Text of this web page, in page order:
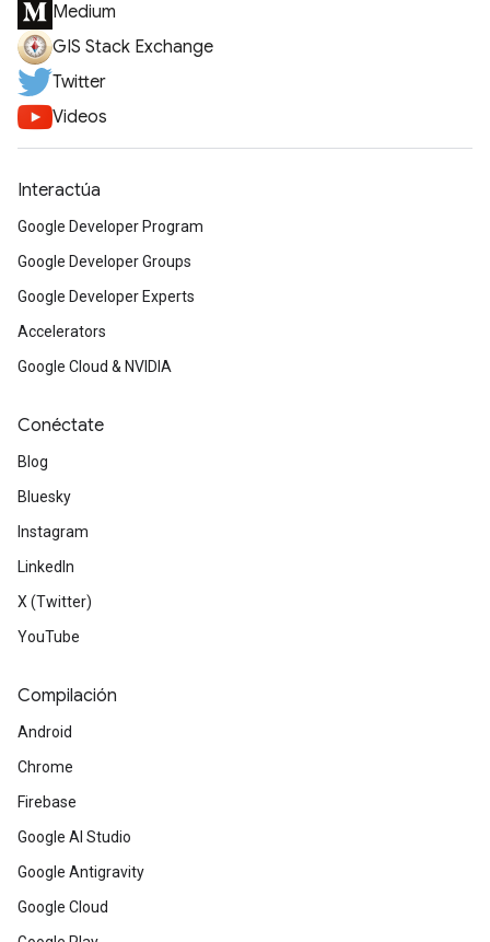
Medium
GIS Stack Exchange
Twitter
Videos
Interactúa
Google Developer Program
Google Developer Groups
Google Developer Experts
Accelerators
Google Cloud & NVIDIA
Conéctate
Blog
Bluesky
Instagram
LinkedIn
X (Twitter)
YouTube
Compilación
Android
Chrome
Firebase
Google AI Studio
Google Antigravity
Google Cloud